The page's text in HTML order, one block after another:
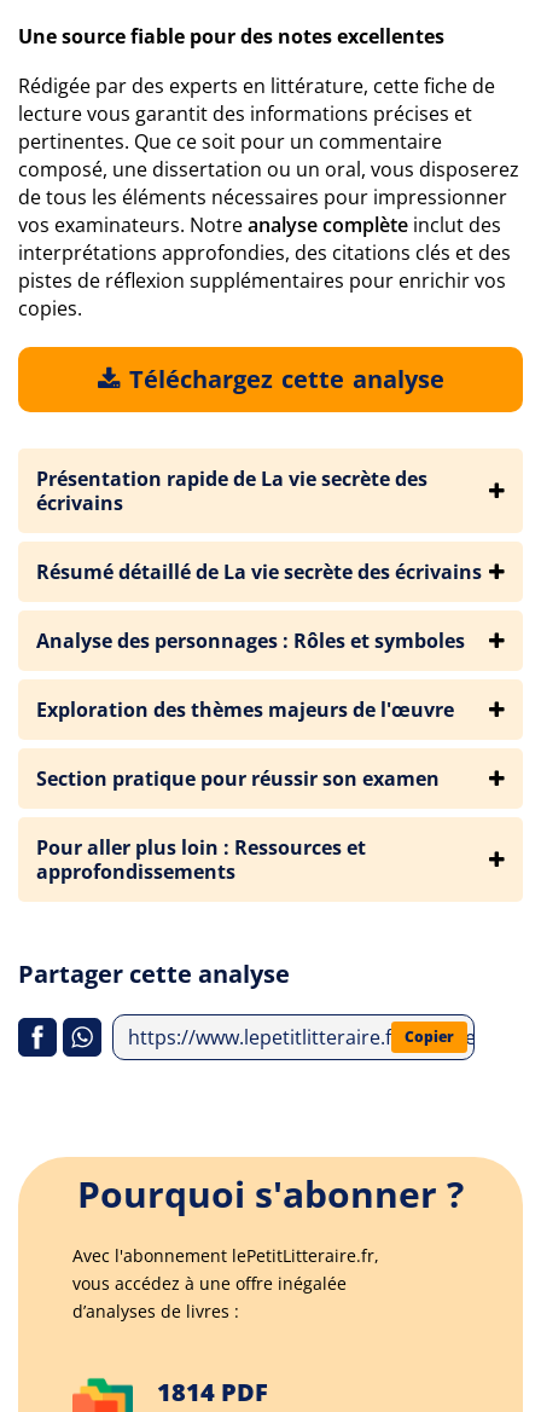
Une source fiable pour des notes excellentes
Rédigée par des experts en littérature, cette fiche de
lecture vous garantit des informations précises et
pertinentes. Que ce soit pour un commentaire
composé, une dissertation ou un oral, vous disposerez
de tous les éléments nécessaires pour impressionner
vos examinateurs. Notreanalyse complète inclut des
interprétations approfondies, des citations clés et des
pistes de réflexion supplémentaires pour enrichir vos
copies.
Téléchargez cette analyse
Présentation rapide de La vie secrète des
écrivains
Résumé détaillé de La vie secrète des écrivains
Analyse des personnages : Rôles et symboles
Exploration des thèmes majeurs de l'œuvre
Section pratique pour réussir son examen
Pour aller plus loin : Ressources et
approfondissements
Partager cette analyse
https://www.lepetitlitteraire.fr/analyses-
Copier
Pourquoi s'abonner ?
Avec l'abonnement lePetitLitteraire.fr,
vous accédez à une offre inégalée
d’analyses de livres :
1814 PDF